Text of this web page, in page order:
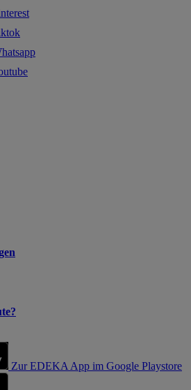
Zur EDEKA App im Google Playstore